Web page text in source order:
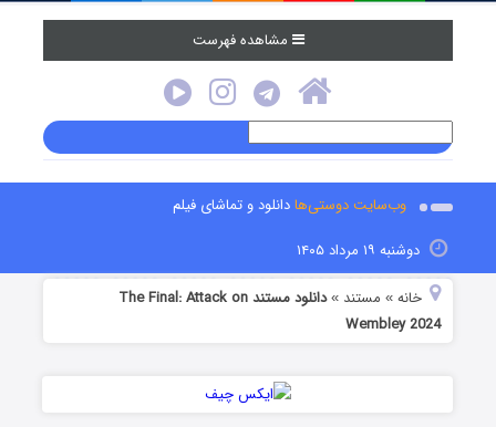
مشاهده فهرست
وب‌سایت دوستی‌هادانلود و تماشای فیلم
دوشنبه ۱۹ مرداد ۱۴۰۵
خانه » مستند »
دانلود مستند The Final: Attack on
Wembley 2024